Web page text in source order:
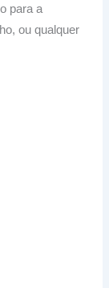
para a
ou qualquer